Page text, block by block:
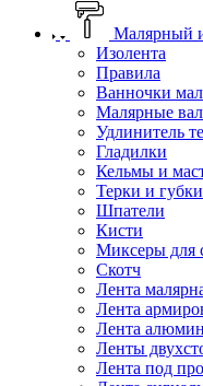
Малярный
Изолента
Правила
Ванночки
Малярные
Удлинитель
Гладилки
Кельмы и
Терки и
Шпатели
Кисти
Миксеры для
Скотч
Лента
Лента
Лента
Ленты
Лента под